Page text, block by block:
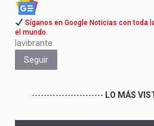
Síganos en Google Noticias con toda
el mundo.
lavibrante
Seguir
------------------------ LO MÁS